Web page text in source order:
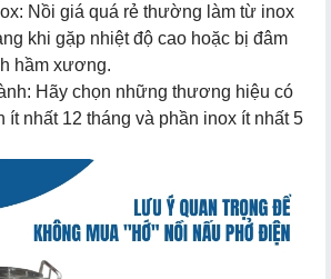
Nồi giá quá rẻ thường làm từ inox
khi gặp nhiệt độ cao hoặc bị đâm
hầm xương.
Hãy chọn những thương hiệu có
ít nhất 12 tháng và phần inox ít nhất 5